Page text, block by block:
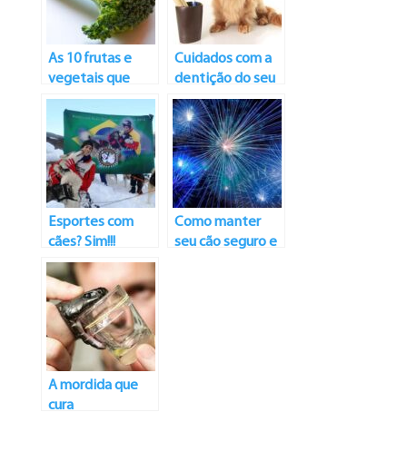
As 10 frutas e
vegetais que
ajudam na
nutrição dos cães
Cuidados com a
dentição do seu
melhor amigo:
como limpar os
dentes dos cães
Esportes com
cães? Sim!!!
Como manter
seu cão seguro e
A mordida que
cura